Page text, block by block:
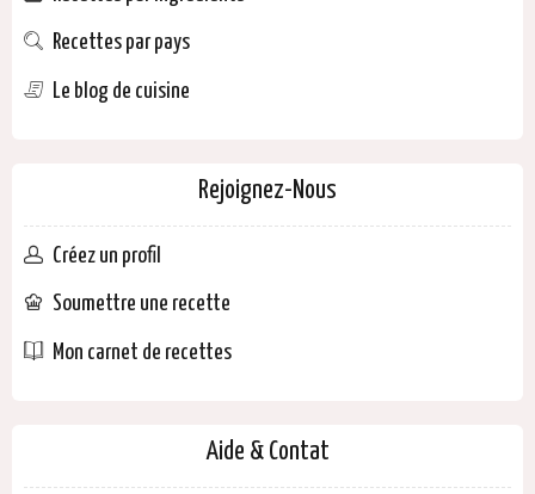
Recettes par pays
Le blog de cuisine
Rejoignez-Nous
Créez un profil
Soumettre une recette
Mon carnet de recettes
Aide & Contat